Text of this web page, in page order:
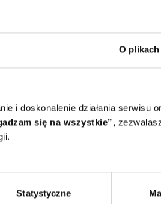
O
i doskonalenie działania serwisu
się na wszystkie”,
Statystyczne
Transport